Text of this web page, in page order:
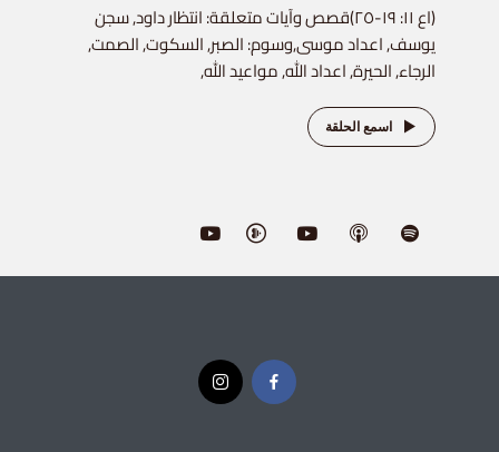
(اع ١١: ١٩-٢٥)قصص وآيات متعلقة: انتظار داود, سجن
يوسف, اعداد موسى,وسوم: الصبر, السكوت, الصمت,
الرجاء, الحيرة, اعداد الله, مواعيد الله,
اسمع الحلقة